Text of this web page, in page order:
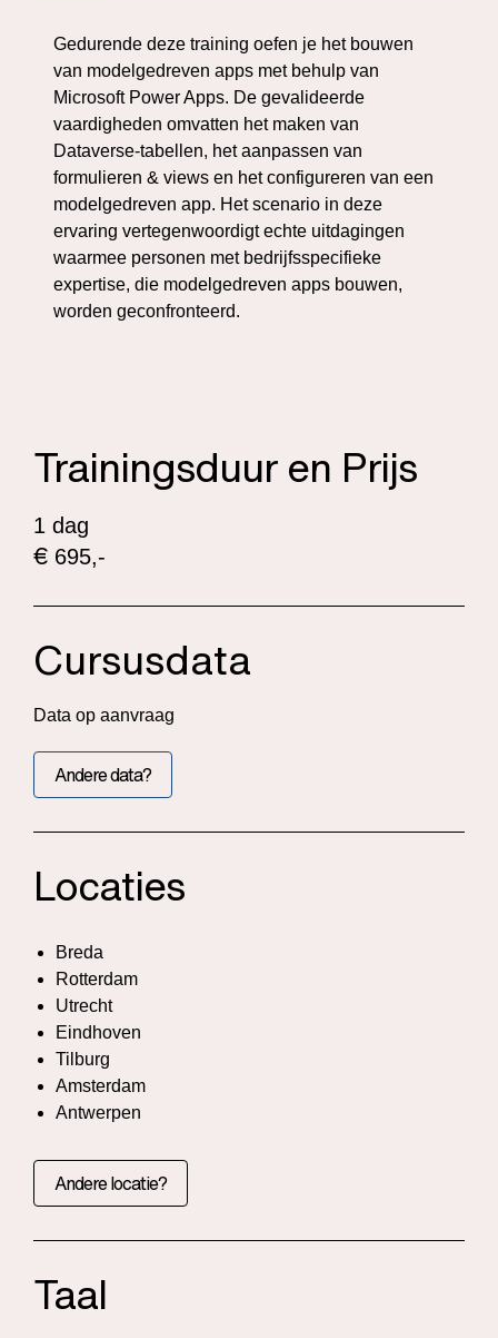
Gedurende deze training oefen je het bouwen
van modelgedreven apps met behulp van
Microsoft Power Apps. De gevalideerde
vaardigheden omvatten het maken van
Dataverse-tabellen, het aanpassen van
formulieren & views en het configureren van een
modelgedreven app. Het scenario in deze
ervaring vertegenwoordigt echte uitdagingen
waarmee personen met bedrijfsspecifieke
expertise, die modelgedreven apps bouwen,
worden geconfronteerd.
Trainingsduur en Prijs
1 dag
€ 695,-
Cursusdata
Data op aanvraag
Andere data?
Locaties
Breda
Rotterdam
Utrecht
Eindhoven
Tilburg
Amsterdam
Antwerpen
Andere locatie?
Taal